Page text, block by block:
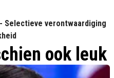
Selectieve verontwaardiging
ook leuk